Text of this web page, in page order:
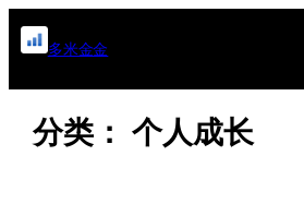
跳
至
多米金金
分类： 个人成长